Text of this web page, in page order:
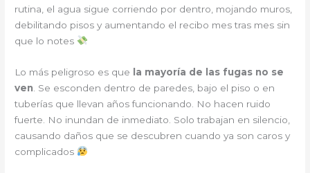
rutina, el agua sigue corriendo por dentro, mojando muros,
debilitando pisos y aumentando el recibo mes tras mes sin
que lo notes
Lo más peligroso es que la mayoría de las fugas no se
ven . Se esconden dentro de paredes, bajo el piso o en
tuberías que llevan años funcionando. No hacen ruido
fuerte. No inundan de inmediato. Solo trabajan en silencio,
causando daños que se descubren cuando ya son caros y
complicados